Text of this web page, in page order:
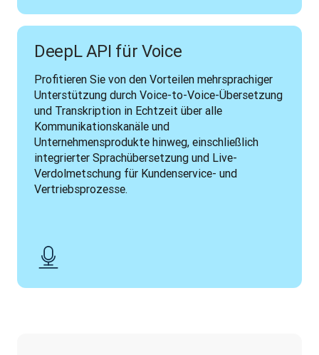
DeepL API für Voice
Profitieren Sie von den Vorteilen mehrsprachiger
Unterstützung durch Voice-to-Voice-Übersetzung
und Transkription in Echtzeit über alle
Kommunikationskanäle und
Unternehmensprodukte hinweg, einschließlich
integrierter Sprachübersetzung und Live-
Verdolmetschung für Kundenservice- und
Vertriebsprozesse.